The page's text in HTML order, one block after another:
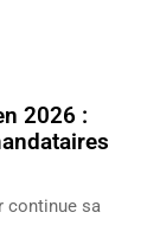
2026 :
continue sa